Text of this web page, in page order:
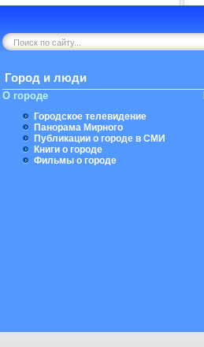
Город и люди
О городе
Городское телевидение
Панорама Мирного
Публикации о городе в СМИ
Книги о городе
Фильмы о городе